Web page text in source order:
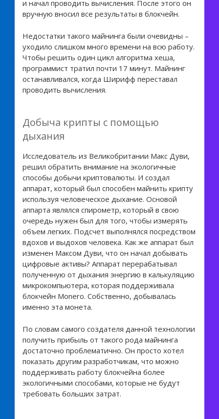
и начал проводить вычисления. После этого он
вручную вносил все результаты в блокчейн.
Недостатки такого майнинга были очевидны –
уходило слишком много времени на всю работу.
Чтобы решить один цикл алгоритма хеша,
программист тратил почти 17 минут. Майнинг
останавливался, когда Ширифф переставал
проводить вычисления.
Добыча крипты с помощью
дыхания
Исследователь из Великобритании Макс Дуви,
решил обратить внимание на экологичные
способы добычи криптовалюты. И создал
аппарат, который был способен майнить крипту
используя человеческое дыхание. Основой
аппарта являлся спирометр, который в свою
очередь нужен был для того, чтобы измерять
объем легких. Подсчет выполнялся посредством
вдохов и выдохов человека. Как же аппарат был
изменен Максом Дуви, что он начал добывать
цифровые активы? Аппарат перерабатывал
полученную от дыхания энергию в калькуляцию
микрокомпьютера, которая поддерживала
блокчейн Monero. Собственно, добывалась
именно эта монета.
По словам самого создателя данной технологии
получить прибыль от такого рода майнинга
достаточно проблематично. Он просто хотел
показать другим разработчикам, что можно
поддерживать работу блокчейна более
экологичными способами, которые не будут
требовать больших затрат.